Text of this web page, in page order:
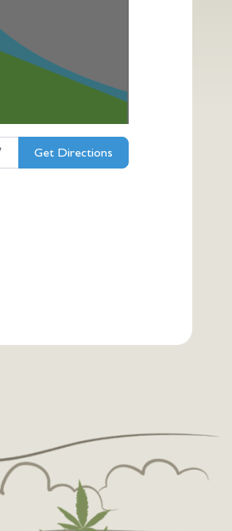
Get Directions